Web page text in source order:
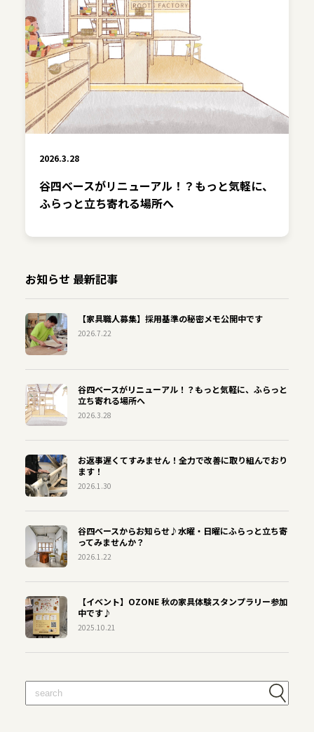
2026.3.28
谷四ベースがリニューアル！？もっと気軽に、
ふらっと立ち寄れる場所へ
お知らせ 最新記事
【家具職人募集】採用基準の秘密メモ公開中です
2026.7.22
谷四ベースがリニューアル！？もっと気軽に、ふらっと
立ち寄れる場所へ
2026.3.28
お返事遅くてすみません！全力で改善に取り組んでおり
ます！
2026.1.30
谷四ベースからお知らせ♪水曜・日曜にふらっと立ち寄
ってみませんか？
2026.1.22
【イベント】OZONE 秋の家具体験スタンプラリー参加
中です♪
2025.10.21